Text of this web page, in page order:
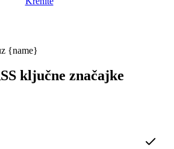
ključne značajke